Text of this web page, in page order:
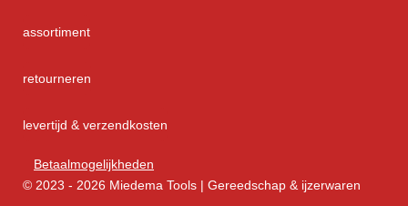
assortiment
retourneren
levertijd & verzendkosten
Betaalmogelijkheden
© 2023 - 2026 Miedema Tools | Gereedschap & ijzerwaren